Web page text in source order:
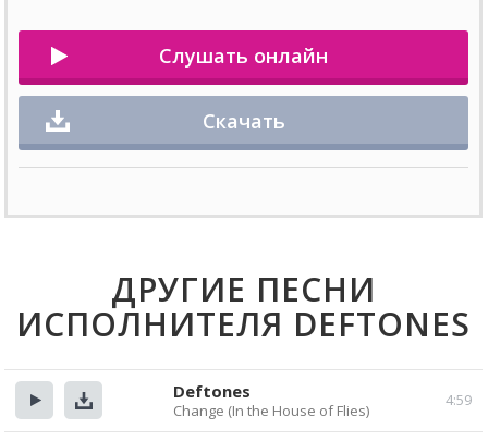
Слушать онлайн
Скачать
ДРУГИЕ ПЕСНИ
ИСПОЛНИТЕЛЯ DEFTONES
Прослушать
Скачать
4:59
Deftones
Change (In the House of Flies)